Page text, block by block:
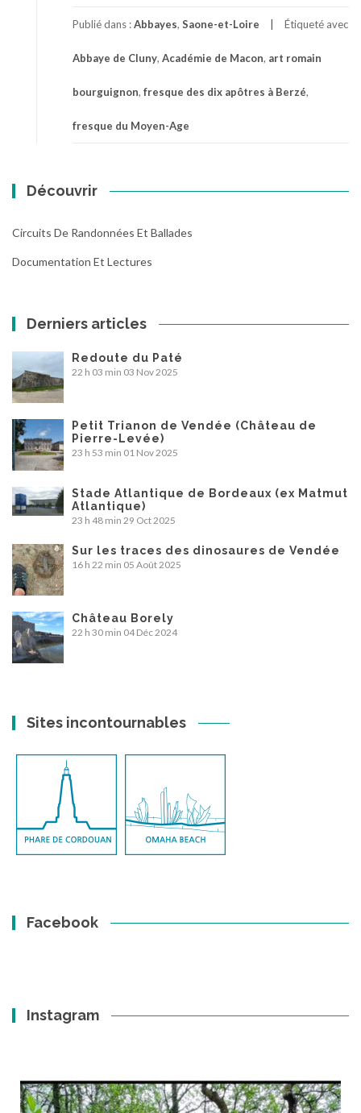
Publié dans :Abbayes, Saone-et-Loire Étiqueté avec
Abbaye de Cluny, Académie de Macon, art romain
bourguignon, fresque des dix apôtres à Berzé,
fresque du Moyen-Age
Découvrir
Circuits De Randonnées Et Ballades
Documentation Et Lectures
Derniers articles
Redoute du Paté
22 h 03 min 03 Nov 2025
Petit Trianon de Vendée (Château de
Pierre-Levée)
23 h 53 min 01 Nov 2025
Stade Atlantique de Bordeaux (ex Matmut
Atlantique)
23 h 48 min 29 Oct 2025
Sur les traces des dinosaures de Vendée
16 h 22 min 05 Août 2025
Château Borely
22 h 30 min 04 Déc 2024
Sites incontournables
Facebook
Instagram